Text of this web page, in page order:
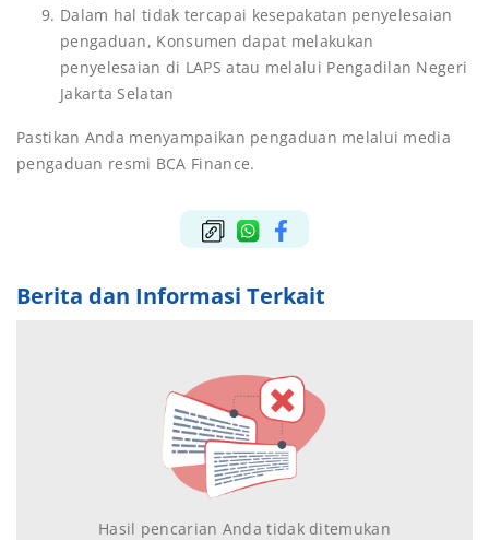
Dalam hal tidak tercapai kesepakatan penyelesaian
pengaduan, Konsumen dapat melakukan
penyelesaian di LAPS atau melalui Pengadilan Negeri
Jakarta Selatan
Pastikan Anda menyampaikan pengaduan melalui media
pengaduan resmi BCA Finance.
Berita dan Informasi Terkait
Hasil pencarian Anda tidak ditemukan